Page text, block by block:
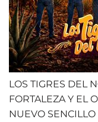
LOS TIGRES DEL
FORTALEZA Y EL
NUEVO SENCILLO